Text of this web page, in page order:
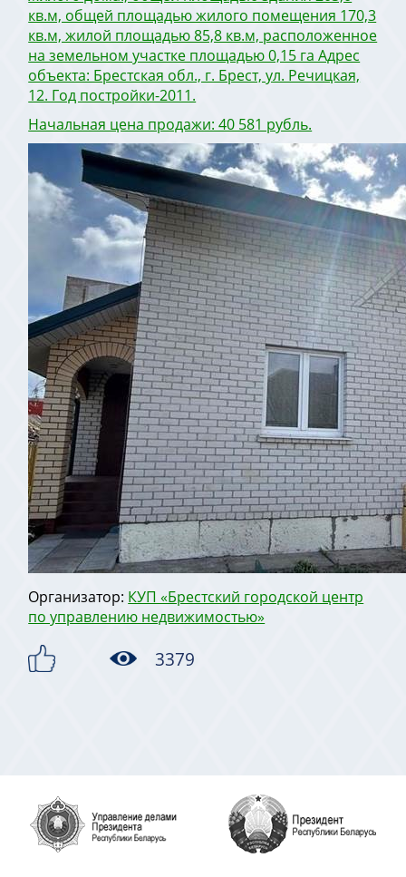
кв.м, общей площадью жилого помещения 170,3
кв.м, жилой площадью 85,8 кв.м, расположенное
на земельном участке площадью 0,15 га Адрес
объекта: Брестская обл., г. Брест, ул. Речицкая,
12. Год постройки-2011.
Начальная цена продажи: 40 581 рубль.
Организатор: КУП «Брестский городской центр
по управлению недвижимостью»
3379